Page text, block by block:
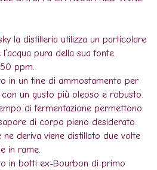
la distilleria utilizza un particolare
pura della sua fonte.
ppm.
in un tine di ammostamento per
un gusto più oleoso e robusto.
di fermentazione permettono
di corpo pieno desiderato.
ne deriva viene distillato due volte
in rame.
in botti ex-Bourbon di primo